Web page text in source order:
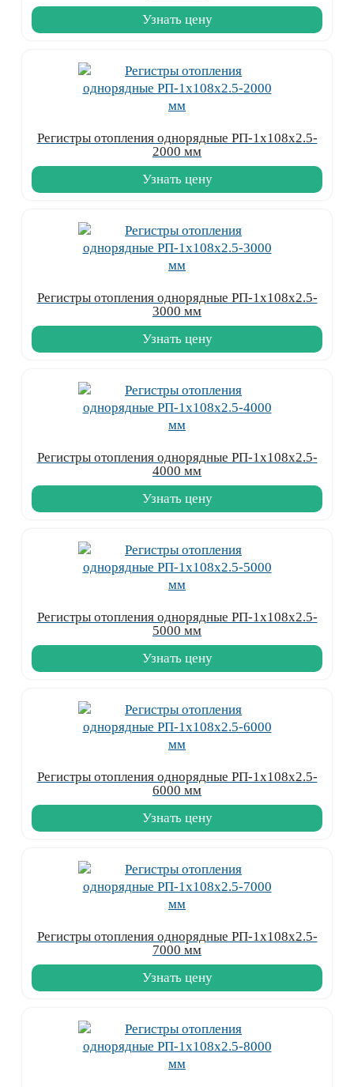
Узнать цену
Регистры отопления однорядные РП-1x108x2.5-
2000 мм
Узнать цену
Регистры отопления однорядные РП-1x108x2.5-
3000 мм
Узнать цену
Регистры отопления однорядные РП-1x108x2.5-
4000 мм
Узнать цену
Регистры отопления однорядные РП-1x108x2.5-
5000 мм
Узнать цену
Регистры отопления однорядные РП-1x108x2.5-
6000 мм
Узнать цену
Регистры отопления однорядные РП-1x108x2.5-
7000 мм
Узнать цену